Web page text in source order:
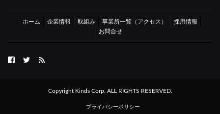
ホーム 企業情報 取組み 事業所一覧（アクセス）
採用情報
お問合せ
Copyright Kinds Corp. ALL RIGHTS RESERVED.
プライバシーポリシー